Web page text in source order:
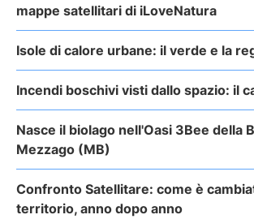
mappe satellitari di iLoveNatura
Isole di calore urbane: il verde e la
Incendi boschivi visti dallo spazio: il
Nasce il biolago nell'Oasi 3Bee della
Mezzago (MB)
Confronto Satellitare: come è
territorio, anno dopo anno